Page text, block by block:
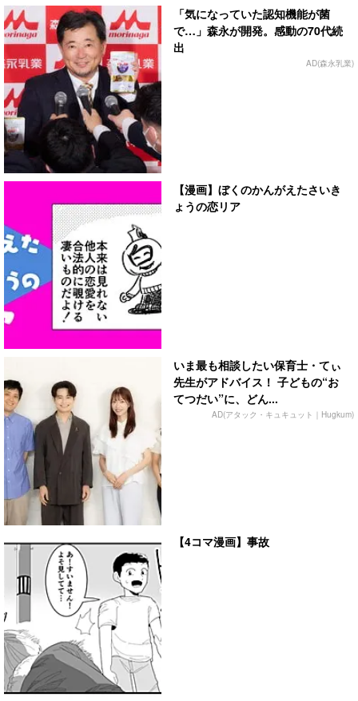
「気になっていた認知機能が菌
で…」森永が開発。感動の70代続
出
AD(森永乳業)
【漫画】ぼくのかんがえたさいき
ょうの恋リア
いま最も相談したい保育士・てぃ
先生がアドバイス！ 子どもの“お
てつだい”に、どん...
AD(アタック・キュキュット｜Hugkum)
【4コマ漫画】事故